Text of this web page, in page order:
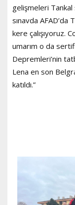
gelişmeleri Tankal
sınavda
kere çalışıyoruz.
umarım o da
Depremleri’nin
Lena en son
katıldı.”